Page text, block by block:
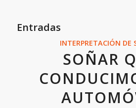
Entradas
INTERPRETACIÓN DE
SOÑAR